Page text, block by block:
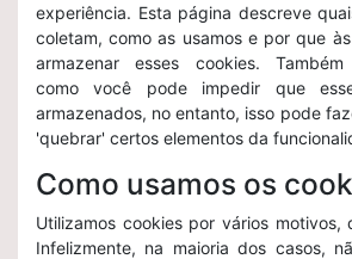
experiência. Esta página descreve
coletam, como as usamos e por que
armazenar esses cookies. Também
como você pode impedir que
armazenados, no entanto, isso pode
'quebrar' certos elementos da
Como usamos os
Utilizamos cookies por vários motivos,
Infelizmente, na maioria dos casos,